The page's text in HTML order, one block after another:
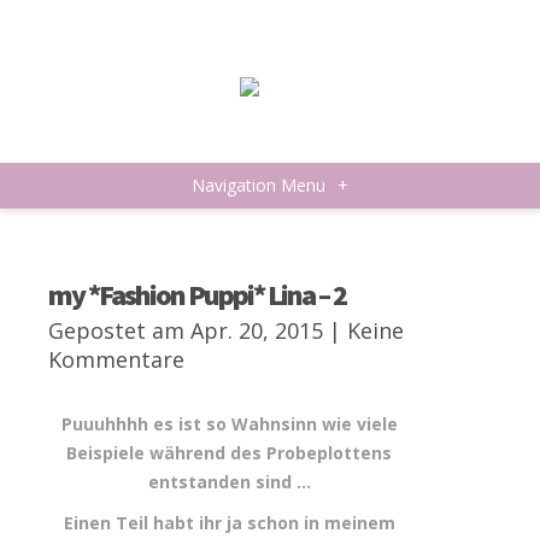
Navigation Menu +
my *Fashion Puppi* Lina – 2
Gepostet am Apr. 20, 2015 | Keine
Kommentare
Puuuhhhh es ist so Wahnsinn wie viele
Beispiele während des Probeplottens
entstanden sind …
Einen Teil habt ihr ja schon in meinem